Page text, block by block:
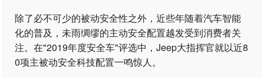
除了必不可少的被动安全性之外，近些年随着汽车智能
化的普及，未雨绸缪的主动安全配置越发受到消费者关
注。在"2019年度安全车"评选中，Jeep大指挥官就以近8
0项主被动安全科技配置一鸣惊人。